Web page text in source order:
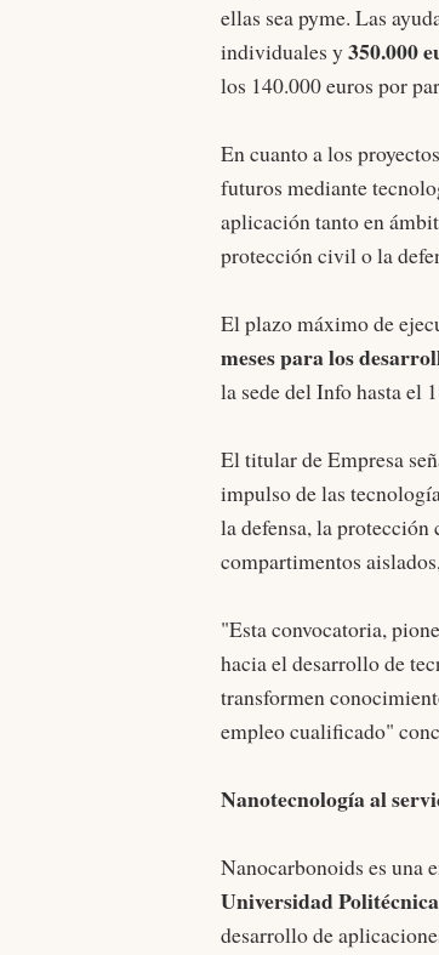
ellas sea pyme. Las
individuales y350.000
los 140.000 euros por
En cuanto a los
futuros mediante
aplicación tanto en
protección civil o la
El plazo máximo de
meses para los
la sede del Info hasta el
El titular de Empresa
impulso de las
la defensa, la
compartimentos
"Esta convocatoria,
hacia el desarrollo de
transformen
empleo cualificado"
Nanotecnología al
Nanocarbonoids es una
Universidad
desarrollo de